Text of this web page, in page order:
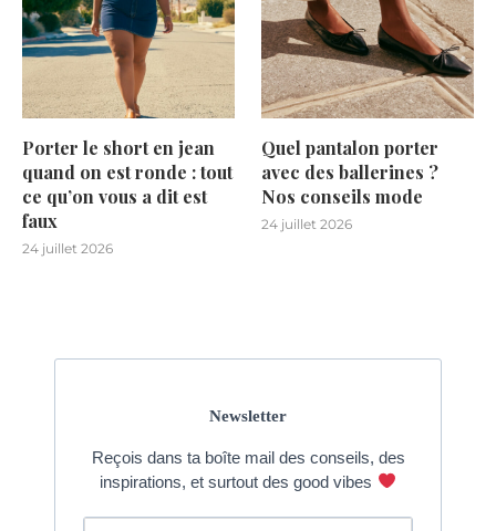
Porter le short en jean
quand on est ronde : tout
ce qu’on vous a dit est
faux
24 juillet 2026
Quel pantalon porter
avec des ballerines ?
Nos conseils mode
24 juillet 2026
Newsletter
Reçois dans ta boîte mail des conseils, des
inspirations, et surtout des good vibes